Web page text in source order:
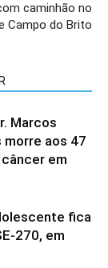
caminhão no
Campo do Brito
Marcos
morre aos 47
em
fica
270, em